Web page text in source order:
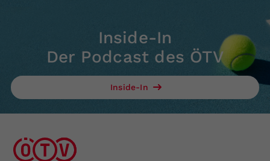
Inside-In
Der Podcast des ÖTV
Inside-In